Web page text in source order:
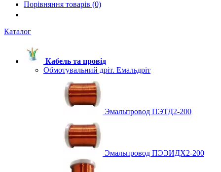
Порівняння товарів (0)
Каталог
Кабель та провід
Обмотувальний дріт. Емальдріт
Эмальпровод ПЭТД2-200
Эмальпровод ПЭЭИДХ2-200